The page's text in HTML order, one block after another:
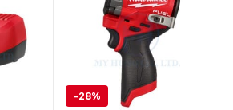
Đây là lựa chọn lý tưởng
thợ nội thất và các công trình
thiết bị vặn vít pin mạnh mẽ,
-28%